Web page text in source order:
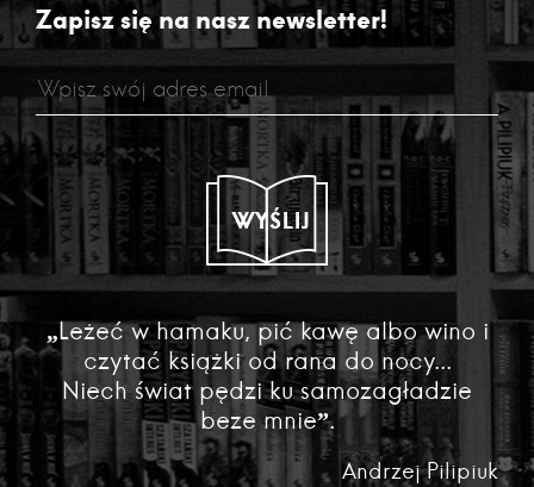
Zapisz się na nasz newsletter!
WYŚLIJ
„Leżeć w hamaku, pić kawę albo wino i
czytać książki od rana do nocy...
Niech świat pędzi ku samozagładzie
beze mnie”.
Andrzej Pilipiuk